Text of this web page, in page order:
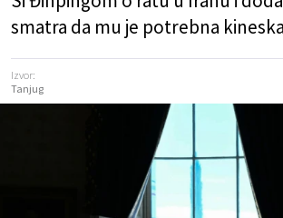
smatra da mu je potrebna
Izvor:
Tanjug